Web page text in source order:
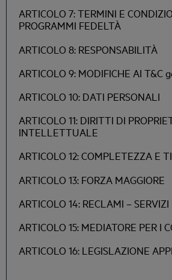
ARTICOLO 7: TERMINI E
PROGRAMMI FEDELTÀ
ARTICOLO 8: RESPONSABILITÀ
ARTICOLO 9: MODIFICHE AI T&C
ARTICOLO 10: DATI PERSONALI
ARTICOLO 11: DIRITTI DI
INTELLETTUALE
ARTICOLO 12: COMPLETEZZA E
ARTICOLO 13: FORZA MAGGIORE
ARTICOLO 14: RECLAMI –
ARTICOLO 15: MEDIATORE PER I
ARTICOLO 16: LEGISLAZIONE